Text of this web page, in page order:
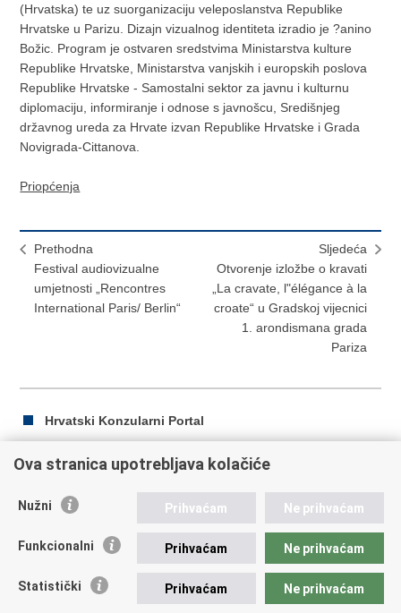
(Hrvatska) te uz suorganizaciju veleposlanstva Republike
Hrvatske u Parizu. Dizajn vizualnog identiteta izradio je ?anino
Božic. Program je ostvaren sredstvima Ministarstva kulture
Republike Hrvatske, Ministarstva vanjskih i europskih poslova
Republike Hrvatske - Samostalni sektor za javnu i kulturnu
diplomaciju, informiranje i odnose s javnošcu, Središnjeg
državnog ureda za Hrvate izvan Republike Hrvatske i Grada
Novigrada-Cittanova.
Priopćenja
Prethodna
Festival audiovizualne
umjetnosti „Rencontres
International Paris/ Berlin“
Sljedeća
Otvorenje izložbe o kravati
„La cravate, l"élégance à la
croate“ u Gradskoj vijecnici
1. arondismana grada
Pariza
Hrvatski Konzularni Portal
Ispiši
Podijeli
Facebooku
Twitteru
Republika Hrvatska
Trg N.Š. Zrinskog 7-8, 10000 Zagreb
Ova stranica upotrebljava kolačiće
Nužni Prihvaćam Ne prihvaćam
Funkcionalni Prihvaćam Ne prihvaćam
Statistički Prihvaćam Ne prihvaćam